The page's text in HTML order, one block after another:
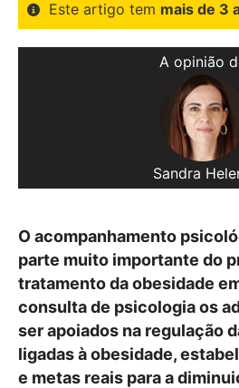
Este artigo tem mais de 3
A opinião
Sandra
O acompanhamento
parte muito importante do
tratamento da obesidade
consulta de psicologia os
ser apoiados na regulação
ligadas à obesidade,
e metas reais para a